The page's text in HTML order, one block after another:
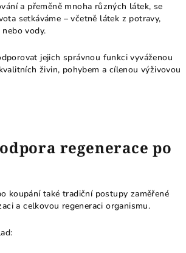
a přeměně mnoha různých látek, se
setkáváme – včetně látek z potravy,
vody.
jejich správnou funkci vyváženou
živin, pohybem a cílenou výživovou
regenerace po
koupání také tradiční postupy zaměřené
a celkovou regeneraci organismu.